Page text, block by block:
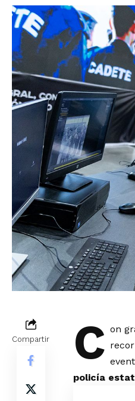
Compartir C on
policía